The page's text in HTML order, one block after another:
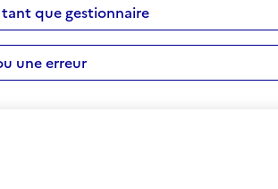
que gestionnaire
une erreur